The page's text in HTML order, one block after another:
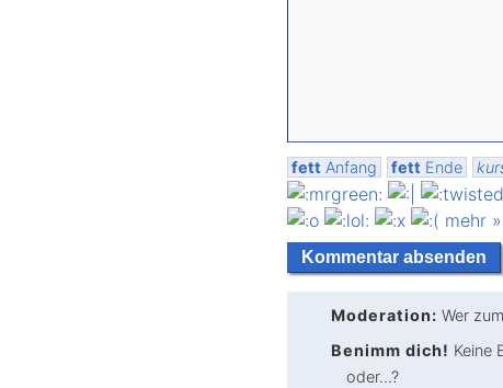
fett Anfang fett Ende
mehr »
Moderation: Wer
Benimm dich! Keine
oder...?